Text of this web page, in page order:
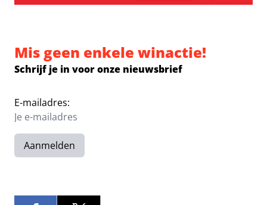
Mis geen enkele winactie!
Schrijf je in voor onze nieuwsbrief
E-mailadres:
Aanmelden